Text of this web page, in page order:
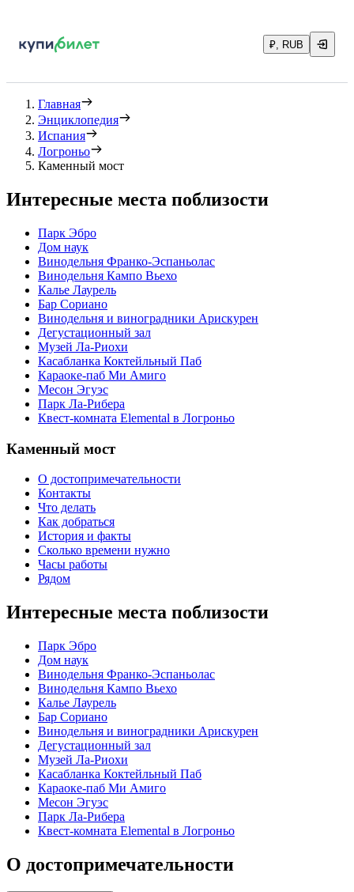
₽, RUB
Главная
Энциклопедия
Испания
Логроньо
Каменный мост
Интересные места поблизости
Парк Эбро
Дом наук
Винодельня Франко-Эспаньолас
Винодельня Кампо Вьехо
Калье Лаурель
Бар Сориано
Винодельня и виноградники Арискурен
Дегустационный зал
Музей Ла-Риохи
Касабланка Коктейльный Паб
Караоке-паб Ми Амиго
Месон Эгуэс
Парк Ла-Рибера
Квест-комната Elemental в Логроньо
Каменный мост
О достопримечательности
Контакты
Что делать
Как добраться
История и факты
Сколько времени нужно
Часы работы
Рядом
Интересные места поблизости
Парк Эбро
Дом наук
Винодельня Франко-Эспаньолас
Винодельня Кампо Вьехо
Калье Лаурель
Бар Сориано
Винодельня и виноградники Арискурен
Дегустационный зал
Музей Ла-Риохи
Касабланка Коктейльный Паб
Караоке-паб Ми Амиго
Месон Эгуэс
Парк Ла-Рибера
Квест-комната Elemental в Логроньо
О достопримечательности